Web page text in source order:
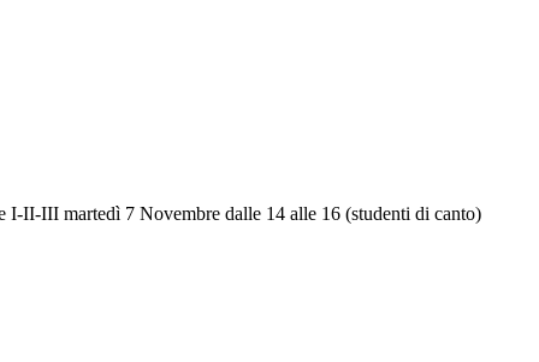
II-III martedì 7 Novembre dalle 14 alle 16 (studenti di canto)